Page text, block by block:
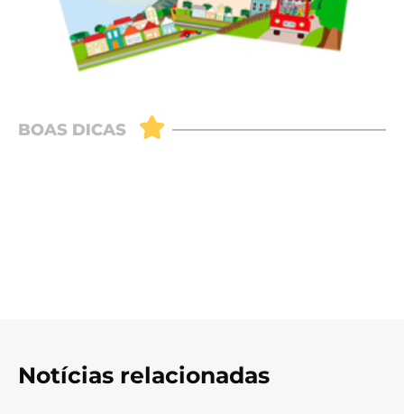
Notícias relacionadas